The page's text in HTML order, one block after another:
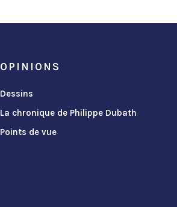
OPINIONS
Dessins
La chronique de Philippe Dubath
Points de vue